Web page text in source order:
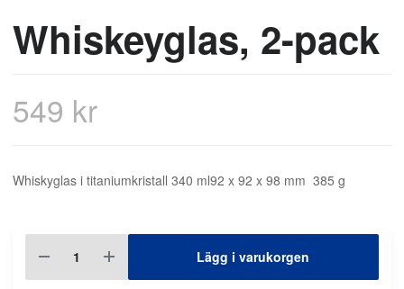
Whiskeyglas, 2-pack
549 kr
Whiskyglas i titaniumkristall 340 ml92 x 92 x 98 mm 385 g
Lägg i varukorgen